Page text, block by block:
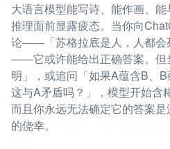
大语言模型能写诗、能作画、
推理面前显露疲态。当你向
论——「苏格拉底是人，人都会
——它或许能给出正确答案。但
明」，或追问「如果A蕴含B、
这与A矛盾吗？」，模型开始含
而且你永远无法确定它的答案
的侥幸。